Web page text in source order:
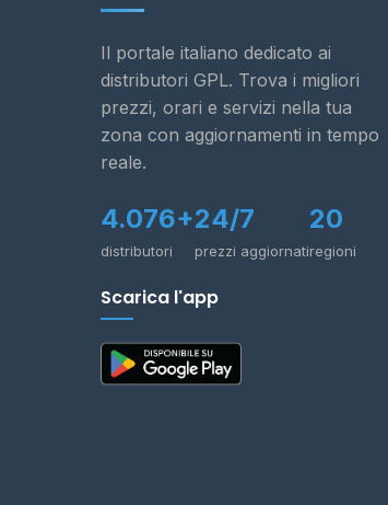
Il portale italiano dedicato ai
distributori GPL. Trova i migliori
prezzi, orari e servizi nella tua
zona con aggiornamenti in tempo
reale.
4.076+
distributori
24/7
prezzi aggiornati
20
regioni
Scarica l'app